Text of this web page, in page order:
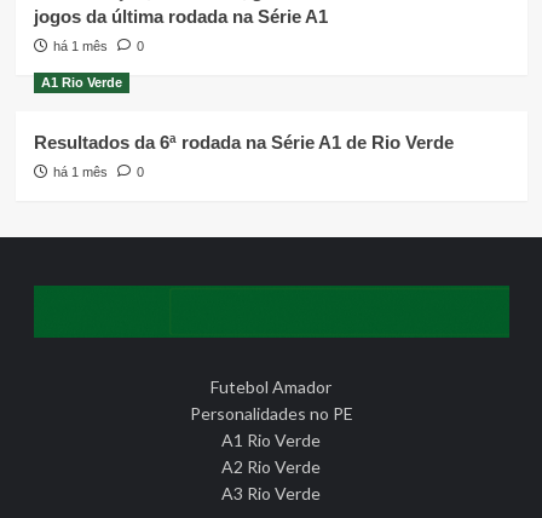
jogos da última rodada na Série A1
há 1 mês 0
A1 Rio Verde
Resultados da 6ª rodada na Série A1 de Rio Verde
há 1 mês 0
Futebol Amador
Personalidades no PE
A1 Rio Verde
A2 Rio Verde
A3 Rio Verde